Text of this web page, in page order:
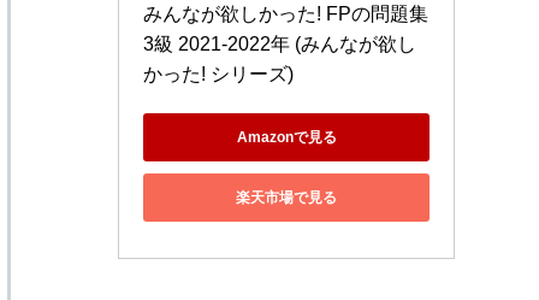
みんなが欲しかった! FPの問題集
3級 2021-2022年 (みんなが欲し
かった! シリーズ)
Amazonで見る
楽天市場で見る